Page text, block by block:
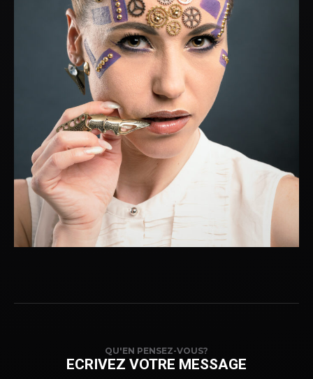
QU'EN PENSEZ-VOUS?
ECRIVEZ VOTRE MESSAGE